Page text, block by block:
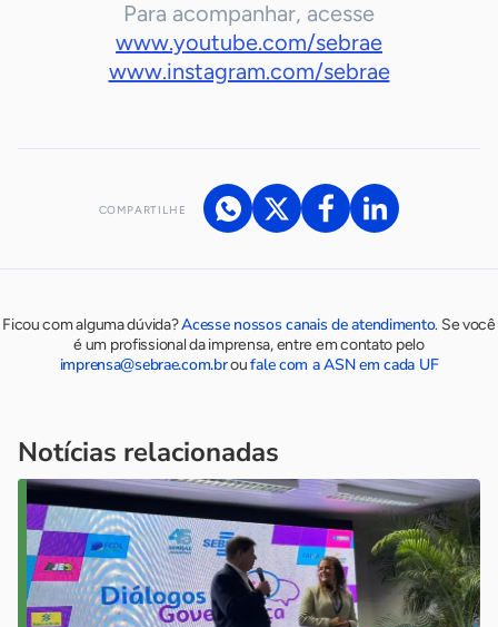
Para acompanhar, acesse
www.youtube.com/sebrae
www.instagram.com/sebrae
COMPARTILHE
Ficou com alguma dúvida?Acesse nossos canais de atendimento. Se você
é um profissional da imprensa, entre em contato pelo
imprensa@sebrae.com.broufale com a ASN em cada UF
Notícias relacionadas